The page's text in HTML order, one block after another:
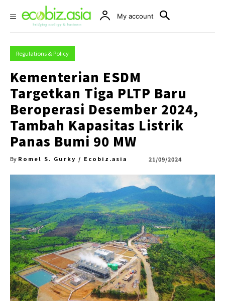
My account
Regulations & Policy
Kementerian ESDM
Targetkan Tiga PLTP Baru
Beroperasi Desember 2024,
Tambah Kapasitas Listrik
Panas Bumi 90 MW
By Romel S. Gurky / Ecobiz.asia 21/09/2024